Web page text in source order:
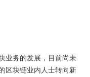
业务的发展，目前尚未
区块链业内人士转向新